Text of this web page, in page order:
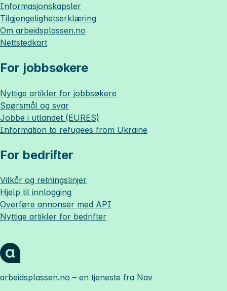
Informasjonskapsler
Tilgjengelighetserklæring
Om arbeidsplassen.no
Nettstedkart
For jobbsøkere
Nyttige artikler for jobbsøkere
Spørsmål og svar
Jobbe i utlandet (EURES)
Information to refugees from Ukraine
For bedrifter
Vilkår og retningslinjer
Hjelp til innlogging
Overføre annonser med API
Nyttige artikler for bedrifter
arbeidsplassen.no – en tjeneste fra Nav